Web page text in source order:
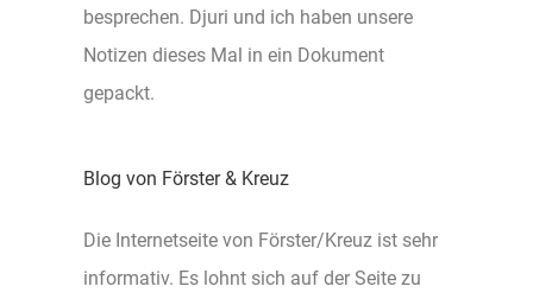
besprechen. Djuri und ich haben unsere
Notizen dieses Mal in ein Dokument
gepackt.
Blog von Förster & Kreuz
Die Internetseite von Förster/Kreuz ist sehr
informativ. Es lohnt sich auf der Seite zu